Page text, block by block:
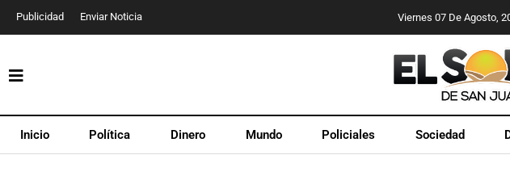
Publicidad Enviar Noticia Viernes 07 De Agosto,
Inicio Política Dinero Mundo Policiales Sociedad